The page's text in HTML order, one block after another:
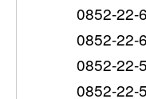
0852-22-
0852-22-
0852-22-
0852-22-